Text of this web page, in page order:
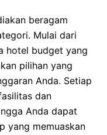
beragam
Mulai dari
hotel budget yang
pilihan yang
Anda. Setiap
dan
Anda dapat
yang memuaskan